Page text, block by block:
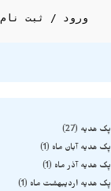
ورود / ثبت نام
پک هدیه
27
پک هدیه آبان ماه
1
پک هدیه آذر ماه
1
پک هدیه اردیبهشت ماه
1